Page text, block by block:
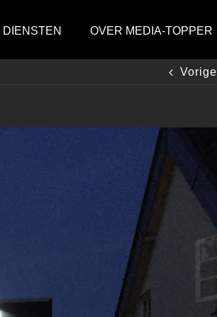
DIENSTEN OVER MEDIA-TOPPER
Vorige